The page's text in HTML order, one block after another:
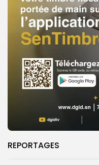
REPORTAGES